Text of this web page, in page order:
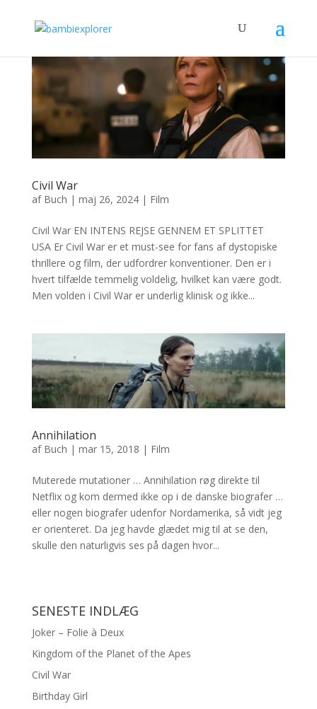
Civil War
af Buch | maj 26, 2024| Film
Civil War EN INTENS REJSE GENNEM ET SPLITTET
USA Er Civil War er et must-see for fans af dystopiske
thrillere og film, der udfordrer konventioner. Den er i
hvert tilfælde temmelig voldelig, hvilket kan være godt.
Men volden i Civil War er underlig klinisk og ikke...
Annihilation
af Buch | mar 15, 2018 | Film
Muterede mutationer … Annihilation røg direkte til
Netflix og kom dermed ikke op i de danske biografer …
eller nogen biografer udenfor Nordamerika, så vidt jeg
er orienteret. Da jeg havde glædet mig til at se den,
skulle den naturligvis ses på dagen hvor...
SENESTE INDLÆG
Joker – Folie à Deux
Kingdom of the Planet of the Apes
Civil War
Birthday Girl